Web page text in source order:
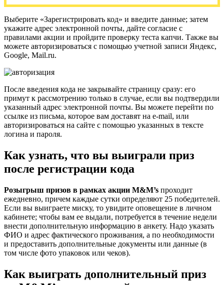
Выберите «Зарегистрировать код» и введите данные; затем
укажите адрес электронной почты, дайте согласие с
правилами акции и пройдите проверку теста капчи. Также вы
можете авторизироваться с помощью учетной записи Яндекс,
Google, Mail.ru.
После введения кода не закрывайте страницу сразу: его
примут к рассмотрению только в случае, если вы подтвердили
указанный адрес электронной почты. Вы можете перейти по
ссылке из письма, которое вам доставят на e-mail, или
авторизироваться на сайте с помощью указанных в тексте
логина и пароля.
Как узнать, что вы выиграли приз
после регистрации кода
Розыгрыш призов в рамках акции M&M’s проходит
ежедневно, причем каждые сутки определяют 25 победителей.
Если вы выиграете миску, то увидите оповещение в личном
кабинете; чтобы вам ее выдали, потребуется в течение недели
внести дополнительную информацию в анкету. Надо указать
ФИО и адрес фактического проживания, а по необходимости
и предоставить дополнительные документы или данные (в
том числе фото упаковок или чеков).
Как выиграть дополнительный приз